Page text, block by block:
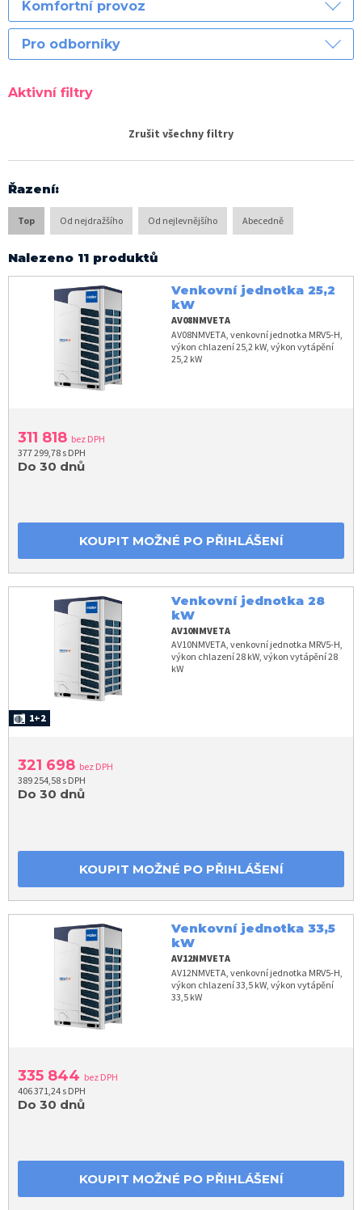
Komfortní provoz
Pro odborníky
Aktivní filtry
Zrušit všechny filtry
Řazení:
Top Od nejdražšího Od nejlevnějšího Abecedně
Nalezeno 11 produktů
Venkovní jednotka 25,2
kW
AV08NMVETA
AV08NMVETA, venkovní jednotka MRV5-H,
výkon chlazení 25,2 kW, výkon vytápění
25,2 kW
311 818 bez DPH
377 299,78 s DPH
Do 30 dnů
KOUPIT MOŽNÉ PO PŘIHLÁŠENÍ
Venkovní jednotka 28
kW
AV10NMVETA
AV10NMVETA, venkovní jednotka MRV5-H,
výkon chlazení 28 kW, výkon vytápění 28
kW
1+2
321 698 bez DPH
389 254,58 s DPH
Do 30 dnů
KOUPIT MOŽNÉ PO PŘIHLÁŠENÍ
Venkovní jednotka 33,5
kW
AV12NMVETA
AV12NMVETA, venkovní jednotka MRV5-H,
výkon chlazení 33,5 kW, výkon vytápění
33,5 kW
335 844 bez DPH
406 371,24 s DPH
Do 30 dnů
KOUPIT MOŽNÉ PO PŘIHLÁŠENÍ